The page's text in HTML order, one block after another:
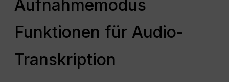
Aufnahmemodus
Funktionen für Audio-
Transkription